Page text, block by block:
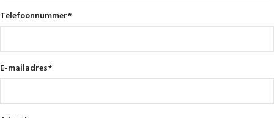
Telefoonnummer*
E-mailadres*